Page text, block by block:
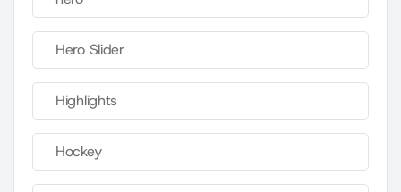
Hero Slider
Highlights
Hockey